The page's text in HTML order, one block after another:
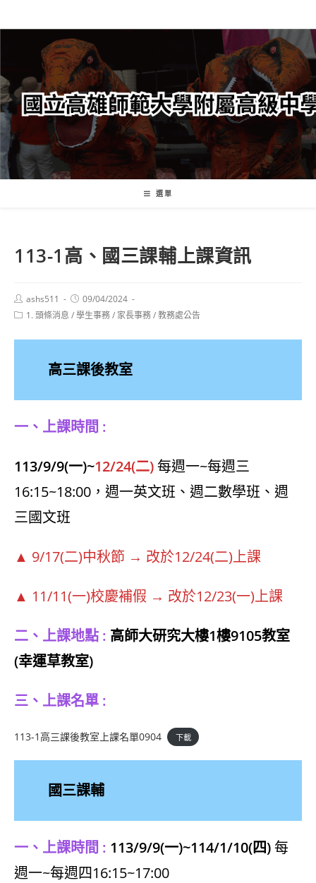
轉
要
內
容
選單
113-1高、國三課輔上課資訊
Post
author:
ashs511
Post
published:
09/04/2024
Post1. 頭條消息 /學生事務/ 家長事務/教務處公告
高三課後教室
一、上課時間 :
113/9/9(一)~12/24(二)每週一~每週三
16:15~18:00，週一英文班、週二數學班、週
三國文班
▲ 9/17(二)中秋節 → 改於12/24(二)上課
▲ 11/11(一)校慶補假 → 改於12/23(一)上課
二、上課地點 : 高師大研究大樓1樓9105教室
(幸運草教室)
三、上課名單 :
113-1高三課後教室上課名單0904 下載
國三課輔
一、上課時間 : 113/9/9(一)~114/1/10(四)每
週一~每週四16:15~17:00